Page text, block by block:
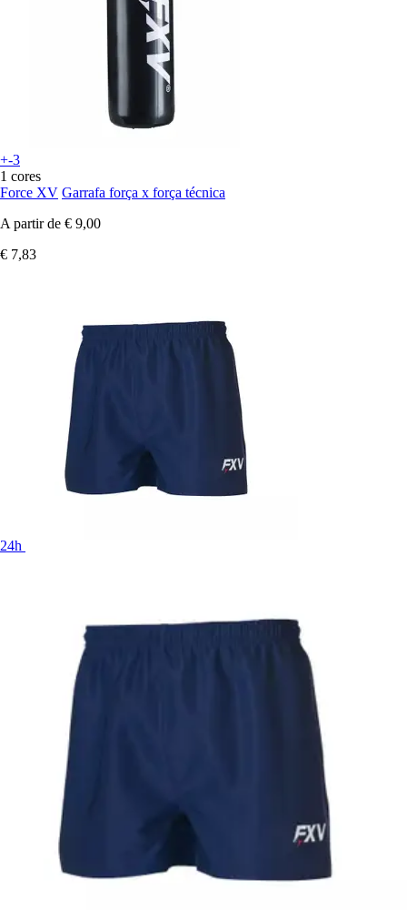
+-3
1 cores
Force XV Garrafa força x força técnica
A partir de € 9,00
€ 7,83
24h